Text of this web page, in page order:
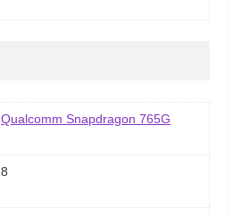
Qualcomm Snapdragon 765G
8